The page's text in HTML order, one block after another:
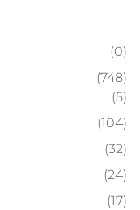
(0)
(748)
(5)
(104)
(32)
(24)
(17)